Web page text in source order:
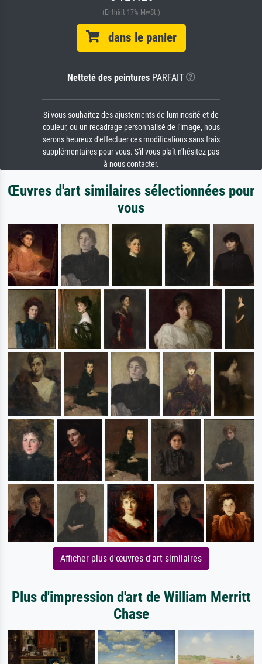
(Enthält 17% MwSt.)
dans le panier
Netteté des peinturesPARFAIT
Si vous souhaitez des ajustements de luminosité et de
couleur, ou un recadrage personnalisé de l'image, nous
serons heureux d'effectuer ces modifications sans frais
supplémentaires pour vous. S'il vous plaît n'hésitez pas
à nous contacter.
Œuvres d'art similaires sélectionnées pour
vous
Afficher plus d'œuvres d'art similaires
Plus d'impression d'art de William Merritt
Chase